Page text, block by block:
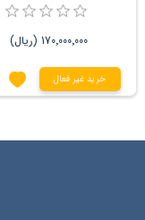
170٬000٬000 (ریال)
خرید غیر فعال